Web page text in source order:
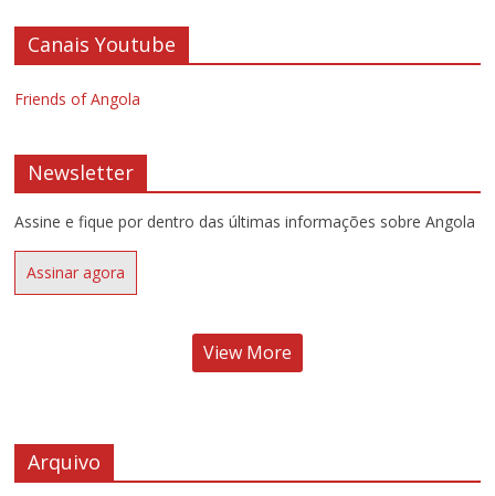
Canais Youtube
Friends of Angola
Newsletter
Assine e fique por dentro das últimas informações sobre Angola
Assinar agora
View More
Arquivo